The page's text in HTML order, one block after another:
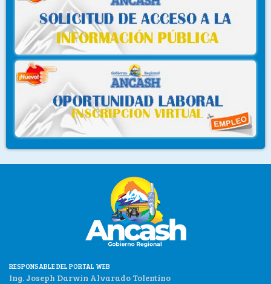
RESPONSABLE DEL PORTAL WEB
Ing. Joseph Darwin Alvarado Tolentino